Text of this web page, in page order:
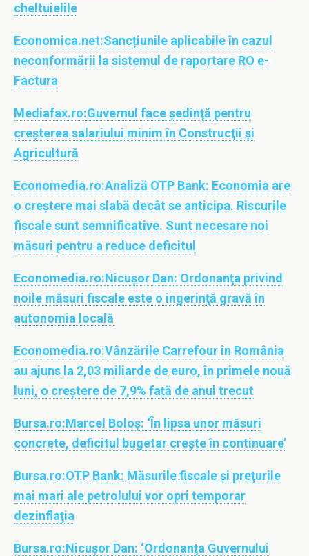
cheltuielile
Economica.net:Sancțiunile aplicabile în cazul
neconformării la sistemul de raportare RO e-
Factura
Mediafax.ro:Guvernul face şedinţă pentru
creşterea salariului minim în Construcţii şi
Agricultură
Economedia.ro:Analiză OTP Bank: Economia are
o creștere mai slabă decât se anticipa. Riscurile
fiscale sunt semnificative. Sunt necesare noi
măsuri pentru a reduce deficitul
Economedia.ro:Nicuşor Dan: Ordonanţa privind
noile măsuri fiscale este o ingerinţă gravă în
autonomia locală
Economedia.ro:Vânzările Carrefour în România
au ajuns la 2,03 miliarde de euro, în primele nouă
luni, o creștere de 7,9% față de anul trecut
Bursa.ro:Marcel Boloş: ‘În lipsa unor măsuri
concrete, deficitul bugetar creşte în continuare’
Bursa.ro:OTP Bank: Măsurile fiscale şi preţurile
mai mari ale petrolului vor opri temporar
dezinflaţia
Bursa.ro:Nicuşor Dan: ‘Ordonanţa Guvernului